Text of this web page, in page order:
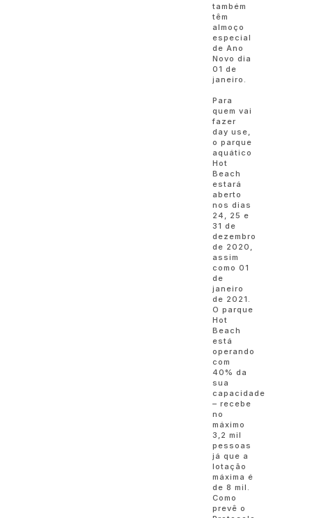
também
têm
almoço
especial
de Ano
Novo dia
01 de
Para
quem vai
fazer
day use,
o parque
aquático
Hot
Beach
estará
aberto
nos dias
24, 25 e
31 de
dezembro
de 2020,
assim
como 01
de
janeiro
de 2021.
O parque
Hot
Beach
está
operando
com
40% da
sua
capacidade
– recebe
no
máximo
3,2 mil
pessoas
já que a
lotação
máxima é
de 8 mil.
Como
prevê o